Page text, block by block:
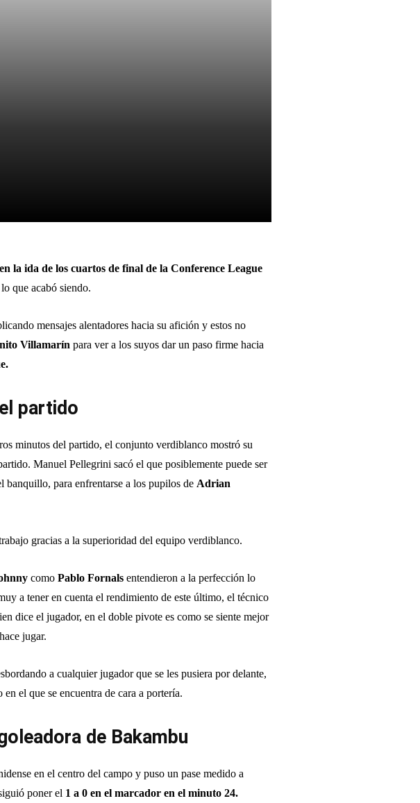
la ida de los cuartos de final de la Conference League
que acabó siendo.
mensajes alentadores hacia su afición y estos no
Villamarín para ver a los suyos dar un paso firme hacia
partido
minutos del partido, el conjunto verdiblanco mostró su
Manuel Pellegrini sacó el que posiblemente puede ser
banquillo, para enfrentarse a los pupilos de Adrian
gracias a la superioridad del equipo verdiblanco.
como Pablo Fornals entendieron a la perfección lo
a tener en cuenta el rendimiento de este último, el técnico
dice el jugador, en el doble pivote es como se siente mejor
jugar.
a cualquier jugador que se les pusiera por delante,
el que se encuentra de cara a portería.
de Bakambu
en el centro del campo y puso un pase medido a
poner el 1 a 0 en el marcador en el minuto 24.